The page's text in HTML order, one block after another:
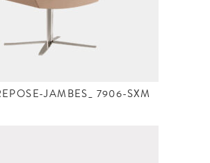
JAMBES_ 7906-SXM